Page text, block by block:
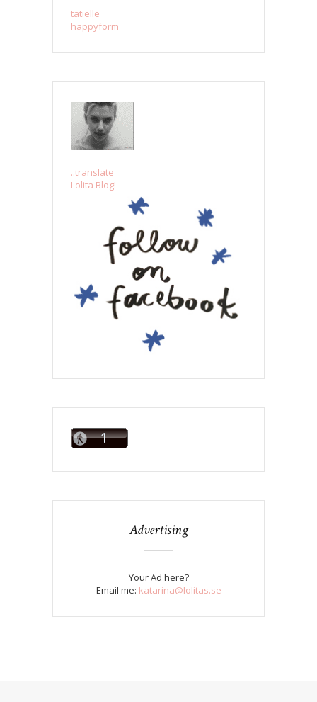
tatielle
happyform
..translate
Lolita Blog!
Advertising
Your Ad here?
Email me: katarina@lolitas.se